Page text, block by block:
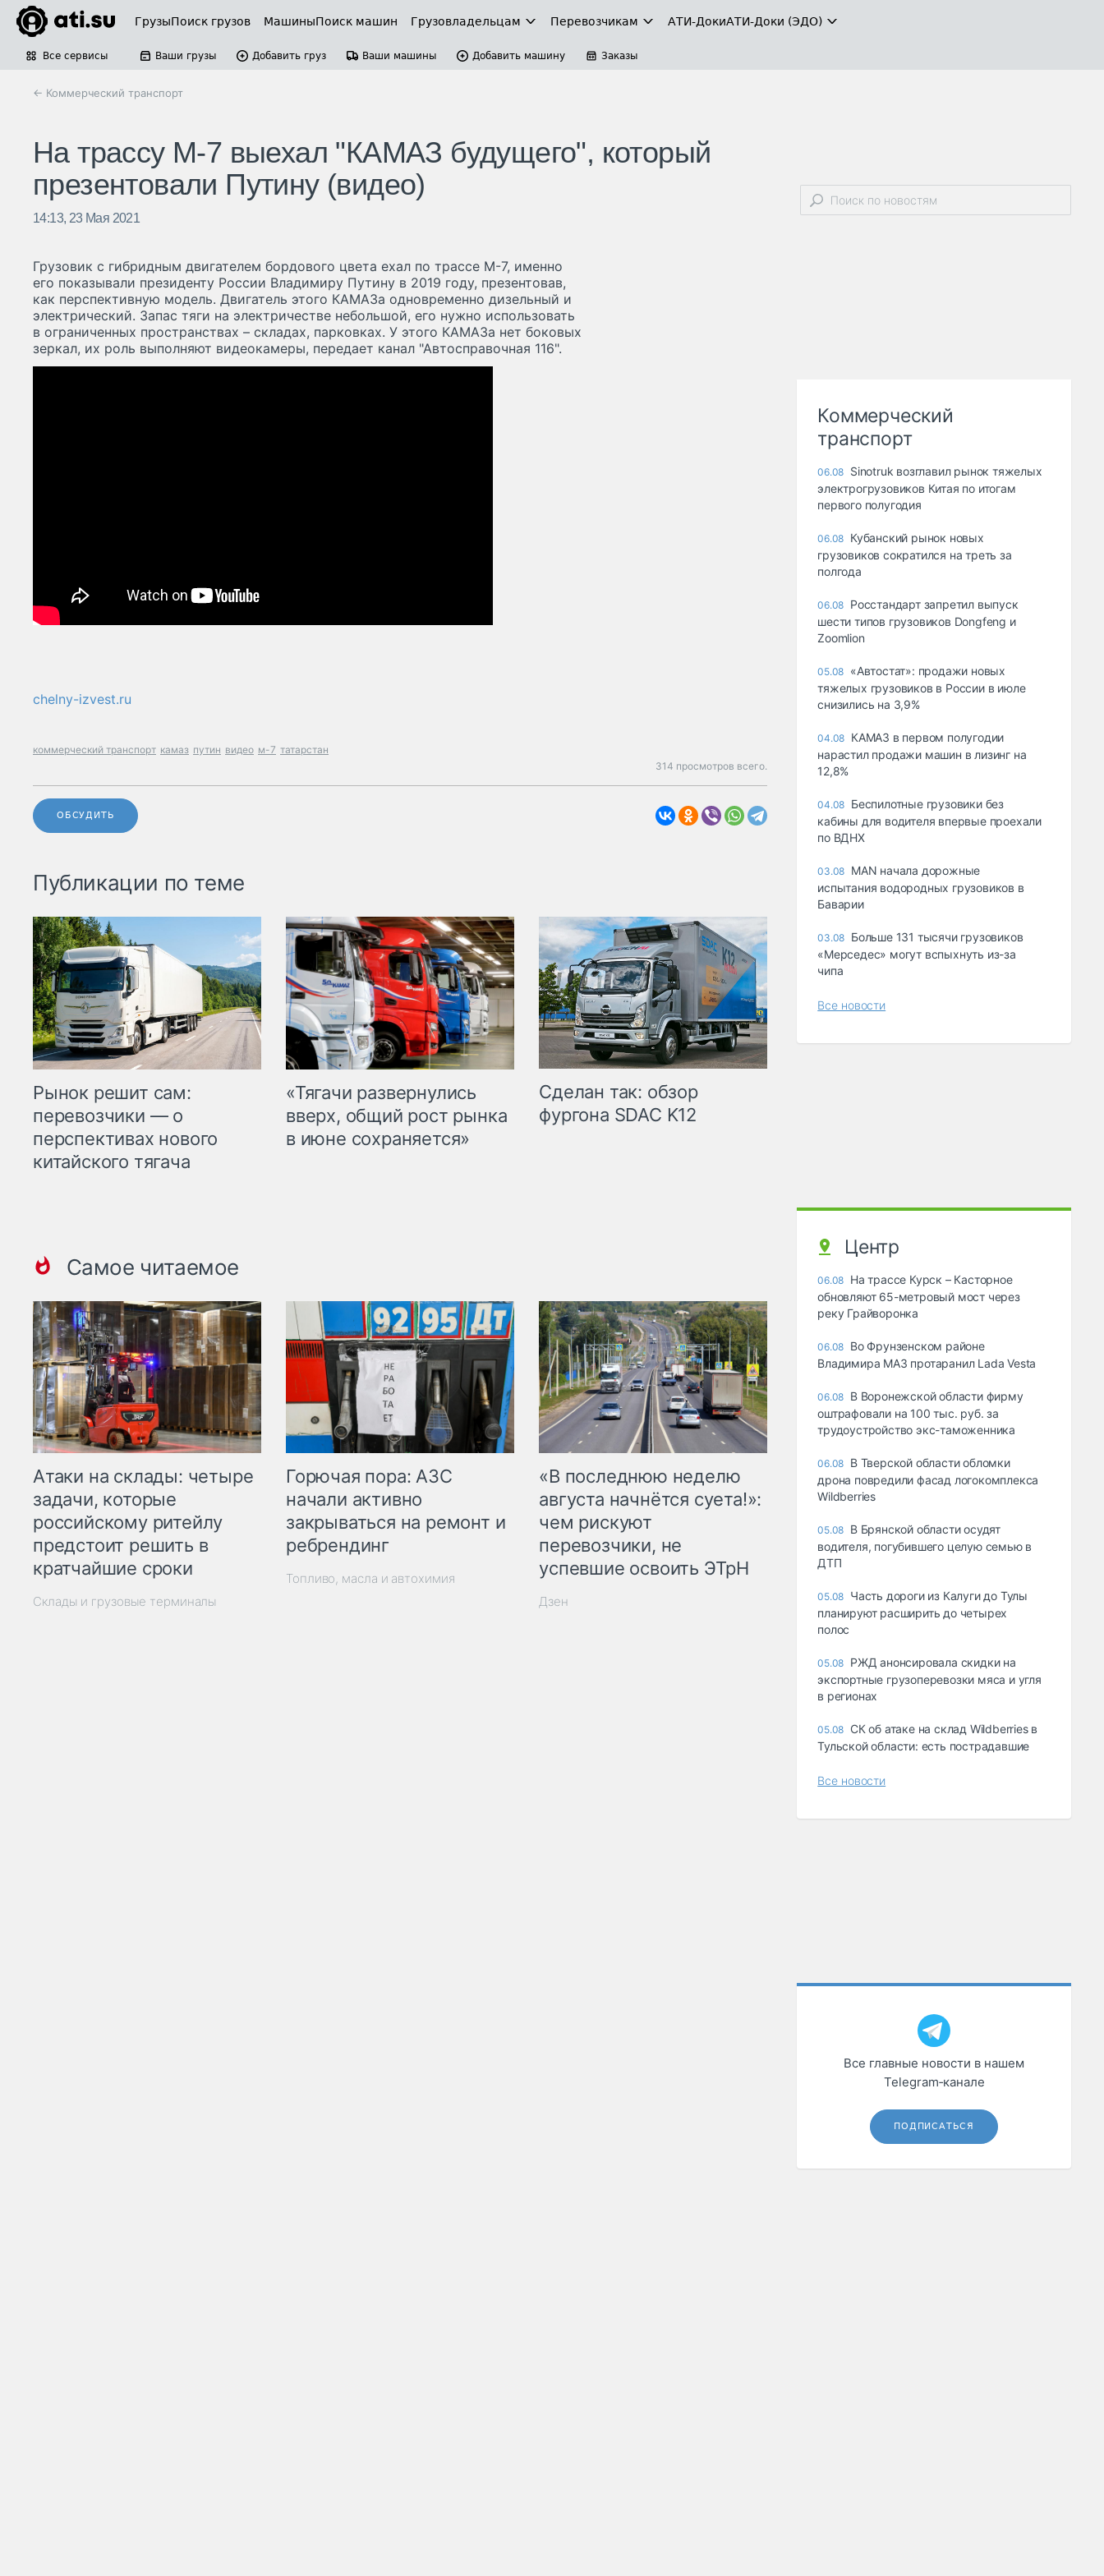
ГрузыПоиск грузов МашиныПоиск машин Грузовладельцам Перевозчикам АТИ-ДокиАТИ-Доки (ЭДО)
Все сервисы Ваши грузы Добавить груз Ваши машины Добавить машину Заказы
← Коммерческий транспорт
На трассу М-7 выехал "КАМАЗ будущего", который
презентовали Путину (видео)
14:13, 23 Мая 2021
Грузовик с гибридным двигателем бордового цвета ехал по трассе М-7, именно
его показывали президенту России Владимиру Путину в 2019 году, презентовав,
как перспективную модель. Двигатель этого КАМАЗа одновременно дизельный и
электрический. Запас тяги на электричестве небольшой, его нужно использовать
в ограниченных пространствах – складах, парковках. У этого КАМАЗа нет боковых
зеркал, их роль выполняют видеокамеры, передает канал "Автосправочная 116".
chelny-izvest.ru
коммерческий транспорт камаз путин видео м-7 татарстан
314 просмотров всего.
ОБСУДИТЬ
Публикации по теме
Рынок решит сам:
перевозчики — о
перспективах нового
китайского тягача
«Тягачи развернулись
вверх, общий рост рынка
в июне сохраняется»
Сделан так: обзор
фургона SDAC K12
Самое читаемое
Атаки на склады: четыре
задачи, которые
российскому ритейлу
предстоит решить в
кратчайшие сроки
Склады и грузовые терминалы
Горючая пора: АЗС
начали активно
закрываться на ремонт и
ребрендинг
Топливо, масла и автохимия
«В последнюю неделю
августа начнётся суета!»:
чем рискуют
перевозчики, не
успевшие освоить ЭТрН
Дзен
Коммерческий
транспорт
06.08 Sinotruk возглавил рынок тяжелых
электрогрузовиков Китая по итогам
первого полугодия
06.08 Кубанский рынок новых
грузовиков сократился на треть за
полгода
06.08 Росстандарт запретил выпуск
шести типов грузовиков Dongfeng и
Zoomlion
05.08 «Автостат»: продажи новых
тяжелых грузовиков в России в июле
снизились на 3,9%
04.08 КАМАЗ в первом полугодии
нарастил продажи машин в лизинг на
12,8%
04.08 Беспилотные грузовики без
кабины для водителя впервые проехали
по ВДНХ
03.08 MAN начала дорожные
испытания водородных грузовиков в
Баварии
03.08 Больше 131 тысячи грузовиков
«Мерседес» могут вспыхнуть из-за
чипа
Все новости
Центр
06.08 На трассе Курск – Касторное
обновляют 65-метровый мост через
реку Грайворонка
06.08 Во Фрунзенском районе
Владимира МАЗ протаранил Lada Vesta
06.08 В Воронежской области фирму
оштрафовали на 100 тыс. руб. за
трудоустройство экс-таможенника
06.08 В Тверской области обломки
дрона повредили фасад логокомплекса
Wildberries
05.08 В Брянской области осудят
водителя, погубившего целую семью в
ДТП
05.08 Часть дороги из Калуги до Тулы
планируют расширить до четырех
полос
05.08 РЖД анонсировала скидки на
экспортные грузоперевозки мяса и угля
в регионах
05.08 СК об атаке на склад Wildberries в
Тульской области: есть пострадавшие
Все новости
Все главные новости в нашем
Telegram‑канале
ПОДПИСАТЬСЯ